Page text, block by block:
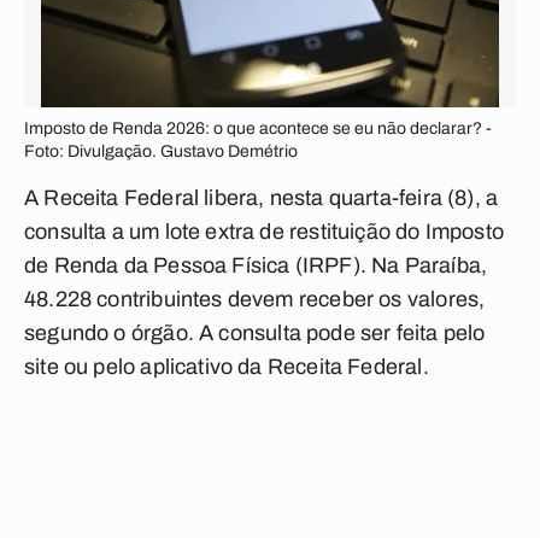
Imposto de Renda 2026: o que acontece se eu não declarar? -
Foto: Divulgação. Gustavo Demétrio
A Receita Federal libera, nesta quarta-feira (8), a
consulta a um lote extra de restituição do Imposto
de Renda da Pessoa Física (IRPF). Na Paraíba,
48.228 contribuintes devem receber os valores,
segundo o órgão.A consulta pode ser feita pelo
site ou pelo aplicativo da Receita Federal.